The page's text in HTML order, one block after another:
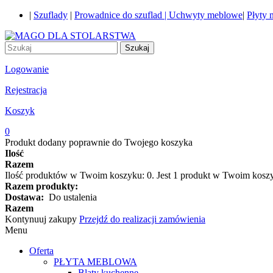
| Szuflady | Prowadnice do szuflad | Uchwyty meblowe| Płyty
Szukaj
Logowanie
Rejestracja
Koszyk
0
Produkt dodany poprawnie do Twojego koszyka
Ilość
Razem
Ilość produktów w Twoim koszyku: 0. Jest 1 produkt w Twoim
Razem produkty:
Dostawa: Do ustalenia
Razem
Kontynuuj zakupy Przejdź do realizacji zamówienia
Menu
Oferta
PŁYTA MEBLOWA